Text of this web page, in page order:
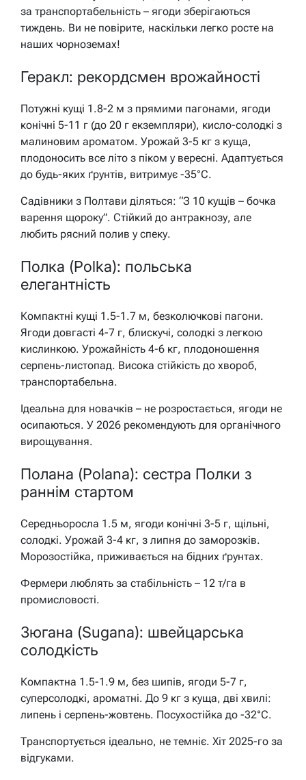
за транспортабельність – ягоди зберігаються
тиждень. Ви не повірите, наскільки легко росте на
наших чорноземах!
Геракл: рекордсмен врожайності
Потужні кущі 1.8-2 м з прямими пагонами, ягоди
конічні 5-11 г (до 20 г екземпляри), кисло-солодкі з
малиновим ароматом. Урожай 3-5 кг з куща,
плодоносить все літо з піком у вересні. Адаптується
до будь-яких ґрунтів, витримує -35°C.
Садівники з Полтави діляться: “З 10 кущів – бочка
варення щороку”. Стійкий до антракнозу, але
любить рясний полив у спеку.
Полка (Polka): польська
елегантність
Компактні кущі 1.5-1.7 м, безколючкові пагони.
Ягоди довгасті 4-7 г, блискучі, солодкі з легкою
кислинкою. Урожайність 4-6 кг, плодоношення
серпень-листопад. Висока стійкість до хвороб,
транспортабельна.
Ідеальна для новачків – не розростається, ягоди не
осипаються. У 2026 рекомендують для органічного
вирощування.
Полана (Polana): сестра Полки з
раннім стартом
Середньоросла 1.5 м, ягоди конічні 3-5 г, щільні,
солодкі. Урожай 3-4 кг, з липня до заморозків.
Морозостійка, приживається на бідних ґрунтах.
Фермери люблять за стабільність – 12 т/га в
промисловості.
Зюгана (Sugana): швейцарська
солодкість
Компактна 1.5-1.9 м, без шипів, ягоди 5-7 г,
суперсолодкі, ароматні. До 9 кг з куща, дві хвилі:
липень і серпень-жовтень. Посухостійка до -32°C.
Транспортується ідеально, не темніє. Хіт 2025-го за
відгуками.